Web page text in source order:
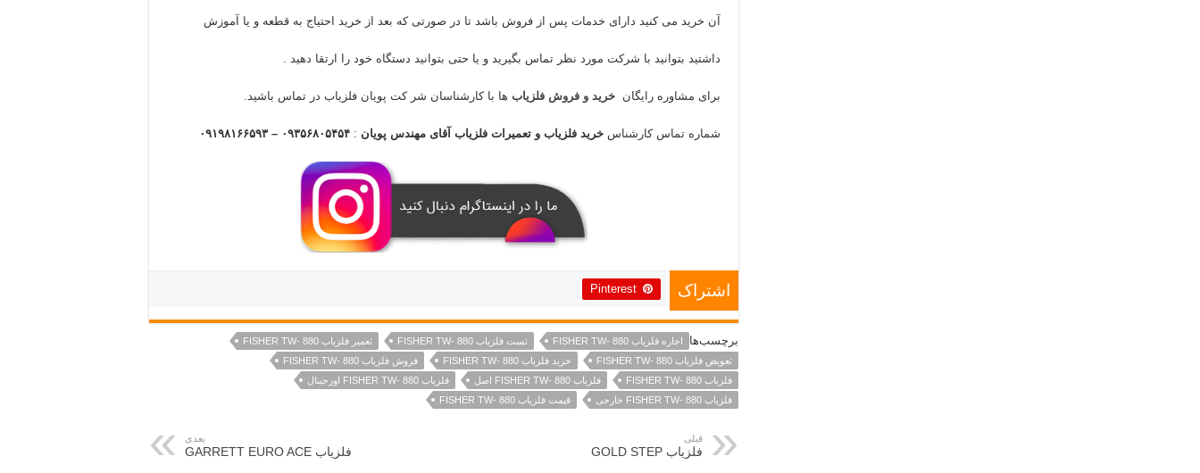
آن خرید می کنید دارای خدمات پس از فروش باشد تا در صورتی که بعد از خرید احتیاج به قطعه و یا آموزش
داشتید بتوانید با شرکت مورد نظر تماس بگیرید و یا حتی بتوانید دستگاه خود را ارتقا دهید .
برای مشاوره رایگان خرید و فروش فلزیاب ها با کارشناسان شر کت پویان فلزیاب در تماس باشید.
شماره تماس کارشناس خرید فلزیاب و تعمیرات فلزیاب آقای مهندس پویان : ۰۹۳۵۶۸۰۵۴۵۴ – ۰۹۱۹۸۱۶۶۵۹۳
اشتراک Pinterest
برچسب‌ها اجاره فلزیاب FISHER TW- 880 تست فلزیاب FISHER TW- 880
تعمیر فلزیاب FISHER TW- 880
تعویض فلزیاب FISHER TW- 880
خرید فلزیاب FISHER TW- 880
فروش فلزیاب FISHER TW- 880
فلزیاب FISHER TW- 880
فلزیاب FISHER TW- 880 اصل
فلزیاب FISHER TW- 880 اورجینال
فلزیاب FISHER TW- 880 خارجی
قیمت فلزیاب FISHER TW- 880
قبلی
فلزیاب GOLD STEP
بعدی
فلزیاب GARRETT EURO ACE